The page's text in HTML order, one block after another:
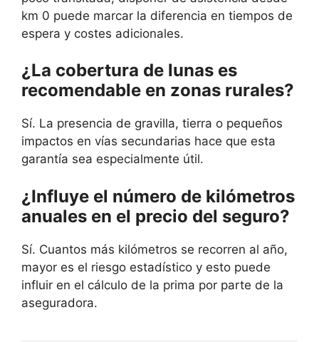
km 0 puede marcar la diferencia en tiempos de
espera y costes adicionales.
¿La cobertura de lunas es
recomendable en zonas rurales?
Sí. La presencia de gravilla, tierra o pequeños
impactos en vías secundarias hace que esta
garantía sea especialmente útil.
¿Influye el número de kilómetros
anuales en el precio del seguro?
Sí. Cuantos más kilómetros se recorren al año,
mayor es el riesgo estadístico y esto puede
influir en el cálculo de la prima por parte de la
aseguradora.